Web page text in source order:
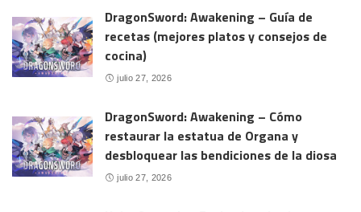
DragonSword: Awakening – Guía de
recetas (mejores platos y consejos de
cocina)
julio 27, 2026
DragonSword: Awakening – Cómo
restaurar la estatua de Organa y
desbloquear las bendiciones de la diosa
julio 27, 2026